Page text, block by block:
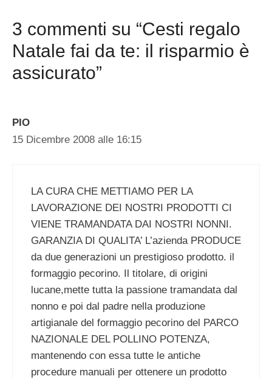
3 commenti su “Cesti regalo
Natale fai da te: il risparmio è
assicurato”
PIO
15 Dicembre 2008 alle 16:15
LA CURA CHE METTIAMO PER LA
LAVORAZIONE DEI NOSTRI PRODOTTI CI
VIENE TRAMANDATA DAI NOSTRI NONNI.
GARANZIA DI QUALITA’ L’azienda PRODUCE
da due generazioni un prestigioso prodotto. il
formaggio pecorino. Il titolare, di origini
lucane,mette tutta la passione tramandata dal
nonno e poi dal padre nella produzione
artigianale del formaggio pecorino del PARCO
NAZIONALE DEL POLLINO POTENZA,
mantenendo con essa tutte le antiche
procedure manuali per ottenere un prodotto